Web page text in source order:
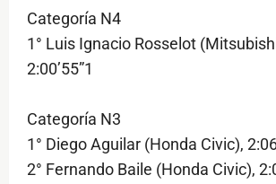
Categoría N4
1° Luis Ignacio Rosselot
2:00’55”1
Categoría N3
1° Diego Aguilar (Honda Civic),
2° Fernando Baile (Honda Civic),